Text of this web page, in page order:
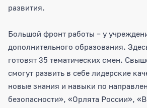
развития.
Большой фронт работы – у
дополнительного образования.
готовят 35 тематических смен.
смогут развить в себе лидерские
новые знания и навыки по
безопасности», «Орлята России»,